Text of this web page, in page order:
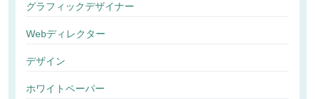
グラフィックデザイナー
Webディレクター
デザイン
ホワイトペーパー